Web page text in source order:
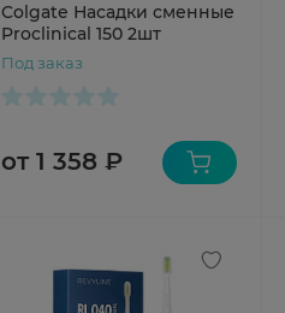
Colgate Насадки сменные
Proclinical 150 2шт
Под заказ
от 1 358 ₽